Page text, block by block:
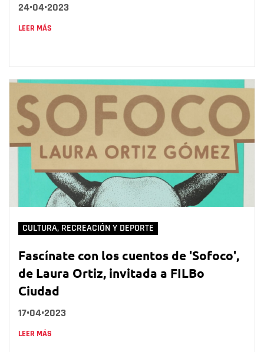
24•04•2023
LEER MÁS
CULTURA, RECREACIÓN Y DEPORTE
Fascínate con los cuentos de 'Sofoco',
de Laura Ortiz, invitada a FILBo
Ciudad
17•04•2023
LEER MÁS